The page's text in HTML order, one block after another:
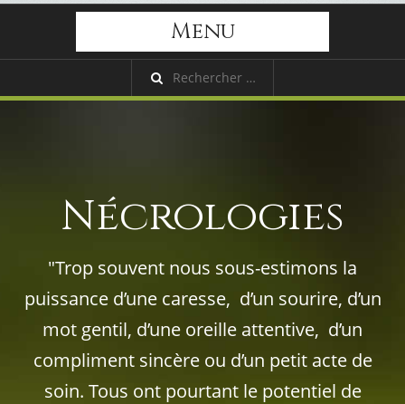
Menu
Nécrologies
"Trop souvent nous sous-estimons la
puissance d’une caresse, d’un sourire, d’un
mot gentil, d’une oreille attentive, d’un
compliment sincère ou d’un petit acte de
soin. Tous ont pourtant le potentiel de